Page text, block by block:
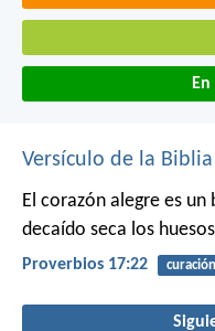
Versículo de la
El corazón alegre es
decaído seca los
Proverbios 17:22 curación